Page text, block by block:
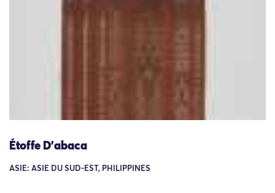
Étoffe D'abaca
ASIE: ASIE DU SUD-EST, PHILIPPINES